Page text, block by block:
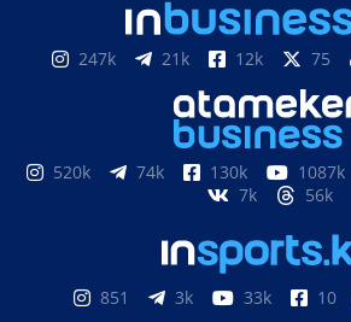
247k 21k 12k 75
520k 74k 130k 1087k
7k
56k
851 3k 33k 10